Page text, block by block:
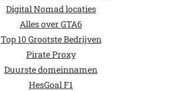
Digital Nomad locaties
Alles over GTA6
Top 10 Grootste Bedrijven
Pirate Proxy
Duurste domeinnamen
HesGoal F1